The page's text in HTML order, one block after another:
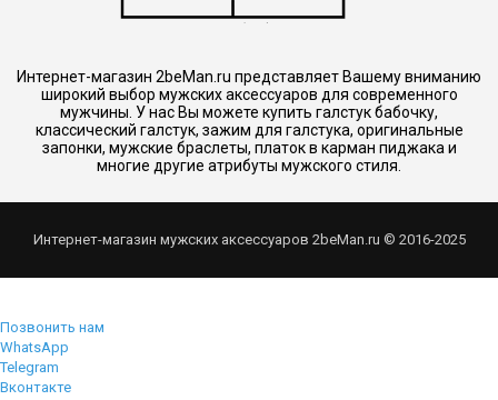
Интернет-магазин 2beMan.ru представляет Вашему вниманию
широкий выбор мужских аксессуаров для современного
мужчины. У нас Вы можете купить галстук бабочку,
классический галстук, зажим для галстука, оригинальные
запонки, мужские браслеты, платок в карман пиджака и
многие другие атрибуты мужского стиля.
Интернет-магазин мужских аксессуаров 2beMan.ru © 2016-2025
Позвонить нам
WhatsApp
Telegram
Вконтакте